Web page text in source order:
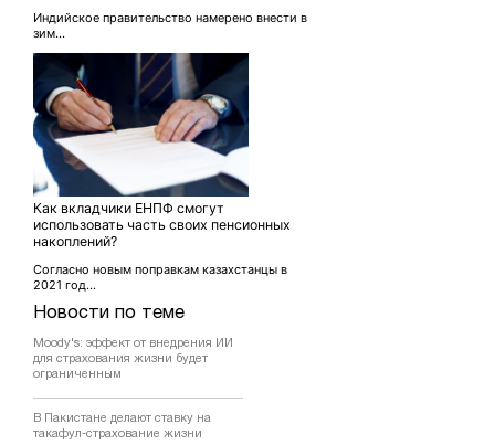
Новости по теме
Moody's: эффект от внедрения ИИ
для страхования жизни будет
ограниченным
В Пакистане делают ставку на
такафул-страхование жизни
Индийское правительство намерено внести в
зим...
Как вкладчики ЕНПФ смогут
использовать часть своих пенсионных
накоплений?
Согласно новым поправкам казахстанцы в
2021 год...